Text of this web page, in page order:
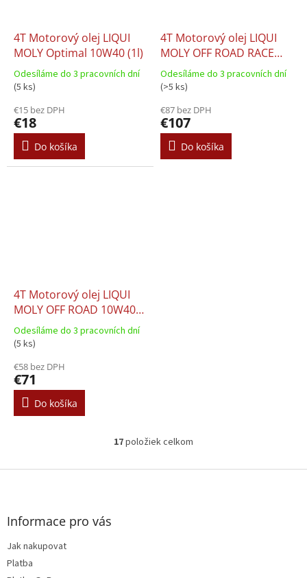
4T Motorový olej LIQUI
MOLY Optimal 10W40 (1l)
Odesíláme do 3 pracovních dní
(5 ks)
€15 bez DPH
€18
Do košíka
4T Motorový olej LIQUI
MOLY OFF ROAD RACE
10W50 (4l)
Odesíláme do 3 pracovních dní
(>5 ks)
€87 bez DPH
€107
Do košíka
4T Motorový olej LIQUI
MOLY OFF ROAD 10W40
(4l)
Odesíláme do 3 pracovních dní
(5 ks)
€58 bez DPH
€71
Do košíka
O
l
17položiek celkom
Z
Informace pro vás
Jak nakupovat
Platba